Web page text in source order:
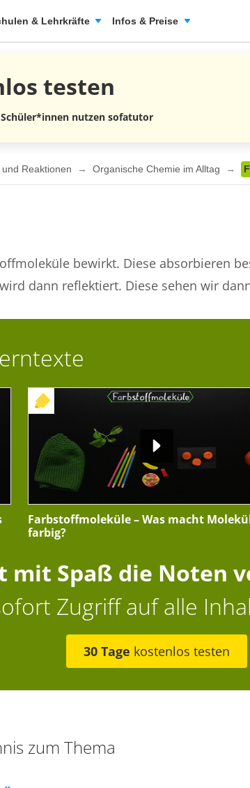
& Lehrkräfte Infos & Preise
testen
nutzen sofatutor
Reaktionen Organische Chemie im Alltag
bewirkt. Diese absorbieren
dann reflektiert. Diese sehen wir
+ INTERAKTIVE ÜBUNG
Farbstoffmoleküle – Was macht
farbig?
mit Spaß die Noten
Zugriff auf alle
30 Tage kostenlos testen
zum Thema